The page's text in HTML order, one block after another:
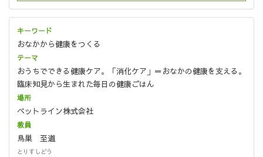
おなかから健康をつくる
おうちでできる健康ケア。「消化ケア」＝おなかの健康を支える。
臨床知見から生まれた毎日の健康ごはん
ペットライン株式会社
鳥巣 至道
とりすしどう